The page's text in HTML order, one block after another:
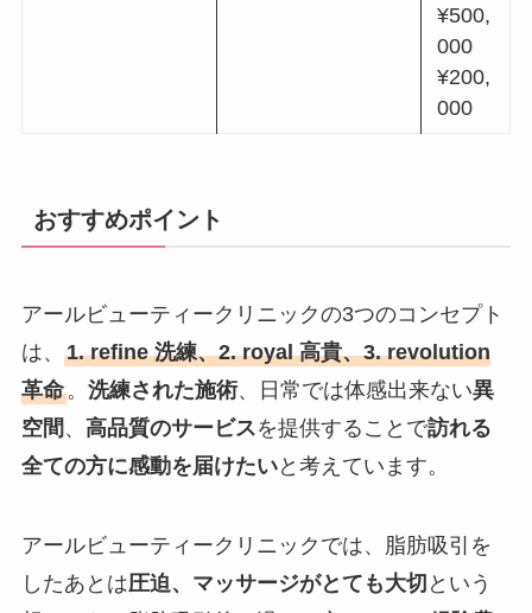
¥500,
000
¥200,
000
おすすめポイント
アールビューティークリニックの3つのコンセプト
は、 1. refine 洗練、2. royal 高貴、3. revolution
革命。 洗練された施術、日常では体感出来ない異
空間 、 高品質のサービスを提供することで訪れる
全ての方に感動を届けたいと考えています。
アールビューティークリニックでは、脂肪吸引を
したあとは圧迫、マッサージがとても大切 という